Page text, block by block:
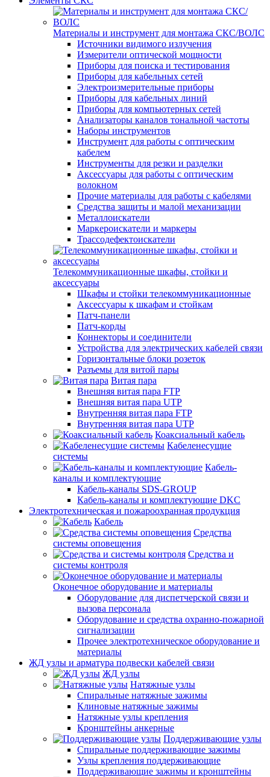
Материалы и инструмент для монтажа СКС/ВОЛС
Источники видимого излучения
Измерители оптической мощности
Приборы для поиска и тестирования
Приборы для кабельных сетей
Электроизмерительные приборы
Приборы для кабельных линий
Приборы для компьютерных сетей
Анализаторы каналов тональной частоты
Наборы инструментов
Инструмент для работы с оптическим
кабелем
Инструменты для резки и разделки
Аксессуары для работы с оптическим
волокном
Прочие материалы для работы с кабелями
Средства защиты и малой механизации
Металлоискатели
Маркероискатели и маркеры
Трассодефектоискатели
Телекоммуникационные шкафы, стойки и
аксессуары
Шкафы и стойки телекоммуникационные
Аксессуары к шкафам и стойкам
Патч-панели
Патч-корды
Коннекторы и соединители
Устройства для электрических кабелей связи
Горизонтальные блоки розеток
Разъемы для витой пары
Витая пара
Внешняя витая пара FTP
Внешняя витая пара UTP
Внутренняя витая пара FTP
Внутренняя витая пара UTP
Коаксиальный кабель
Кабеленесущие
системы
Кабель-
каналы и комплектующие
Кабель-каналы SDS-GROUP
Кабель-каналы и комплектующие DKC
Электротехническая и пожароохранная продукция
Кабель
Средства
системы оповещения
Средства и
системы контроля
Оконечное оборудование и материалы
Оборудование для диспетчерской связи и
вызова персонала
Оборудование и средства охранно-пожарной
сигнализации
Прочее электротехническое оборудование и
материалы
ЖД узлы и арматура подвески кабелей связи
ЖД узлы
Натяжные узлы
Спиральные натяжные зажимы
Клиновые натяжные зажимы
Натяжные узлы крепления
Кронштейны анкерные
Поддерживающие узлы
Спиральные поддерживающие зажимы
Узлы крепления поддерживающие
Поддерживающие зажимы и кронштейны